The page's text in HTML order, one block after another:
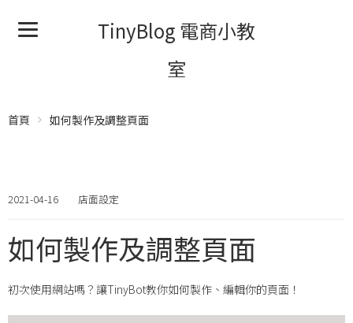
TinyBlog 電商小教
室
首頁 如何製作及調整頁面
2021-04-16 店面設定
如何製作及調整頁面
初次使用網站嗎？讓TinyBot教你如何製作、編輯你的頁面！